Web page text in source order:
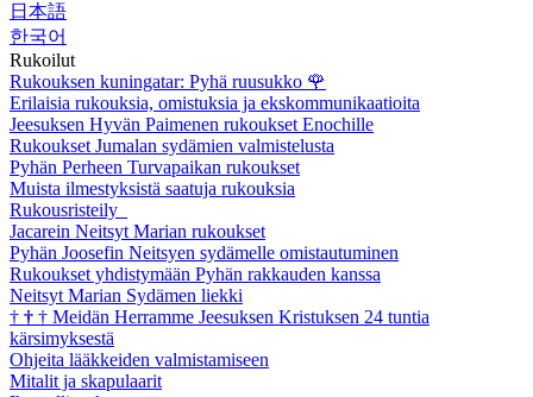
日本語
한국어
Rukoilut
Rukouksen kuningatar: Pyhä ruusukko 🌹
Erilaisia rukouksia, omistuksia ja ekskommunikaatioita
Jeesuksen Hyvän Paimenen rukoukset Enochille
Rukoukset Jumalan sydämien valmistelusta
Pyhän Perheen Turvapaikan rukoukset
Muista ilmestyksistä saatuja rukouksia
Rukousristeily
Jacarein Neitsyt Marian rukoukset
Pyhän Joosefin Neitsyen sydämelle omistautuminen
Rukoukset yhdistymään Pyhän rakkauden kanssa
Neitsyt Marian Sydämen liekki
† † † Meidän Herramme Jeesuksen Kristuksen 24 tuntia
kärsimyksestä
Ohjeita lääkkeiden valmistamiseen
Mitalit ja skapulaarit